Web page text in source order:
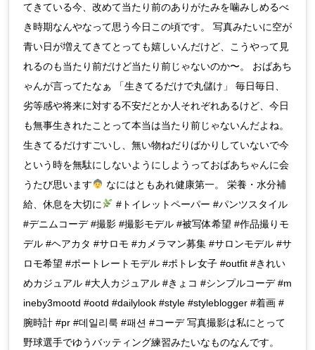
てきている今、改めて当たり前のありがたみを噛みしめるべ
き時期なんやなって思う今日この頃です。 写真みたいに空が
青い日が増えてきてとっても嬉しいんだけど、こうやって見
れるのも当たり前だけど当たり前じゃないのか〜。 おばあち
ゃんが言ってたなぁ 「生きてるだけで丸儲け」 毎日毎日、
劣等感や将来に対する不安だとか人それぞれあるけど、今日
も無事生きれたことって本当は当たり前じゃないんだよね。
生きてるだけすごいし、無い物ねだりばかりしていないで今
という時を無駄にしないようにしようっておばあちゃんに会
うたび思います
なにはともあれ健康第一。 栄養・水分補
給、休息を大切に
#トイレットペーパー #パンツスタイル
#デニムコーデ #撮影 #撮影モデル #被写体希望 #作品撮りモ
デル #ヘアカタ #サロモ #カメラマン募集 #サロンモデル #サ
ロモ希望 #ポートレートモデル #ポトレ女子 #outfit #きれい
めカジュアル #大人カジュアル #きょコ #シンプルコーデ #m
ineby3mootd #ootd #dailylook #style #styleblogger #着画 #
腕時計 #pr #데일리룩 #패션 #コーデ 写真撮影は私にとって
野球選手でゆうバッティング練習みたいなものなんです。